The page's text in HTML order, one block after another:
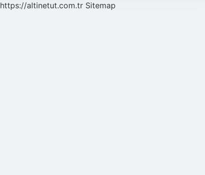
https://altinetut.com.tr Sitemap